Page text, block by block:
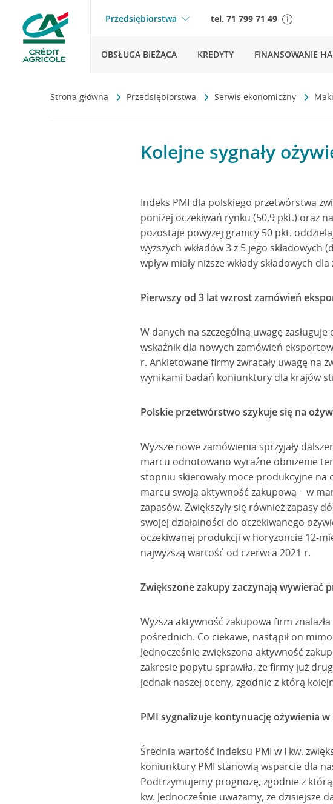
Przedsiębiorstwa tel. 71 799 71 49
OBSŁUGA BIEŻĄCA KREDYTY FINANSOWANIE
Strona główna Przedsiębiorstwa Serwis ekonomiczny
Kolejne sygnały
Indeks PMI dla polskiego przetwórstwa
poniżej oczekiwań rynku (50,9 pkt.) oraz
pozostaje powyżej granicy 50 pkt.
wyższych wkładów 3 z 5 jego
wpływ miały niższe wkłady składowych
Pierwszy od 3 lat wzrost zamówień
W danych na szczególną uwagę
wskaźnik dla nowych zamówień
r. Ankietowane firmy zwracały uwagę na
wynikami badań koniunktury dla krajów
Polskie przetwórstwo szykuje się na
Wyższe nowe zamówienia sprzyjały
marcu odnotowano wyraźne obniżenie
stopniu skierowały moce produkcyjne na
marcu swoją aktywność zakupową – w
zapasów. Zwiększyły się również zapasy
swojej działalności do oczekiwanego
oczekiwanej produkcji w horyzoncie 12-
najwyższą wartość od czerwca 2021 r.
Zwiększone zakupy zaczynają wywierać
Wyższa aktywność zakupowa firm
pośrednich. Co ciekawe, nastąpił on
Jednocześnie zwiększona aktywność
zakresie popytu sprawiła, że firmy już
jednak naszej oceny, zgodnie z którą
PMI sygnalizuje kontynuację ożywienia w
Średnia wartość indeksu PMI w I kw.
koniunktury PMI stanowią wsparcie dla
Podtrzymujemy prognozę, zgodnie z którą
kw. Jednocześnie uważamy, że